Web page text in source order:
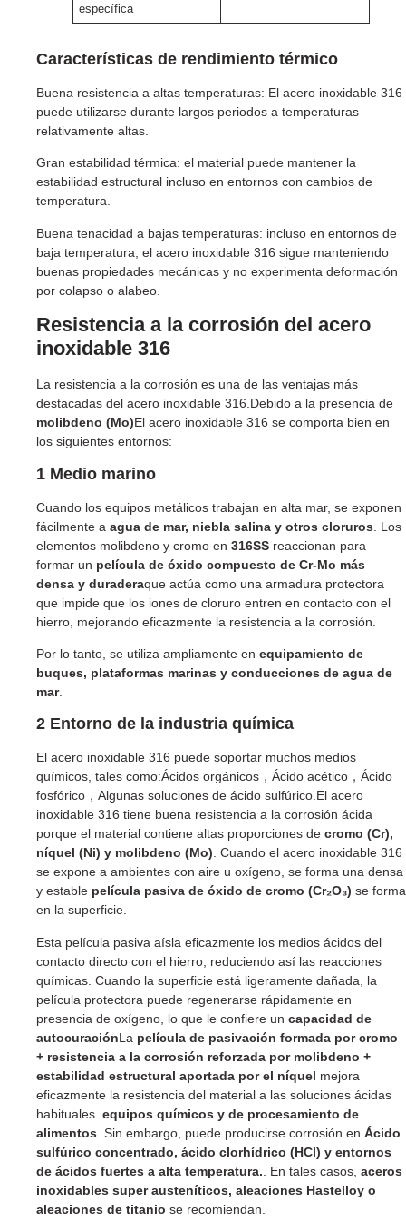
específica
Características de rendimiento térmico
Buena resistencia a altas temperaturas: El acero inoxidable 316
puede utilizarse durante largos periodos a temperaturas
relativamente altas.
Gran estabilidad térmica: el material puede mantener la
estabilidad estructural incluso en entornos con cambios de
temperatura.
Buena tenacidad a bajas temperaturas: incluso en entornos de
baja temperatura, el acero inoxidable 316 sigue manteniendo
buenas propiedades mecánicas y no experimenta deformación
por colapso o alabeo.
Resistencia a la corrosión del acero
inoxidable 316
La resistencia a la corrosión es una de las ventajas más
destacadas del acero inoxidable 316.Debido a la presencia de
molibdeno (Mo)El acero inoxidable 316 se comporta bien en
los siguientes entornos:
1 Medio marino
Cuando los equipos metálicos trabajan en alta mar, se exponen
fácilmente a agua de mar, niebla salina y otros cloruros . Los
elementos molibdeno y cromo en 316SS reaccionan para
formar un película de óxido compuesto de Cr-Mo más
densa y duraderaque actúa como una armadura protectora
que impide que los iones de cloruro entren en contacto con el
hierro, mejorando eficazmente la resistencia a la corrosión.
Por lo tanto, se utiliza ampliamente en equipamiento de
buques, plataformas marinas y conducciones de agua de
mar.
2 Entorno de la industria química
El acero inoxidable 316 puede soportar muchos medios
químicos, tales como:Ácidos orgánicos，Ácido acético，Ácido
fosfórico，Algunas soluciones de ácido sulfúrico.El acero
inoxidable 316 tiene buena resistencia a la corrosión ácida
porque el material contiene altas proporciones de cromo (Cr),
níquel (Ni) y molibdeno (Mo). Cuando el acero inoxidable 316
se expone a ambientes con aire u oxígeno, se forma una densa
y estable película pasiva de óxido de cromo (Cr₂O₃) se forma
en la superficie.
Esta película pasiva aísla eficazmente los medios ácidos del
contacto directo con el hierro, reduciendo así las reacciones
químicas. Cuando la superficie está ligeramente dañada, la
película protectora puede regenerarse rápidamente en
presencia de oxígeno, lo que le confiere un capacidad de
autocuraciónLa película de pasivación formada por cromo
+ resistencia a la corrosión reforzada por molibdeno +
estabilidad estructural aportada por el níquel mejora
eficazmente la resistencia del material a las soluciones ácidas
habituales. equipos químicos y de procesamiento de
alimentos . Sin embargo, puede producirse corrosión en Ácido
sulfúrico concentrado, ácido clorhídrico (HCl) y entornos
de ácidos fuertes a alta temperatura. . En tales casos, aceros
inoxidables super austeníticos, aleaciones Hastelloy o
aleaciones de titanio se recomiendan.